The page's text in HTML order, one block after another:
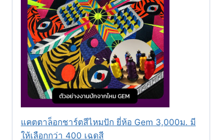
แคตตาล็อกชาร์ตสีไหมปัก ยี่ห้อ Gem 3,000ม. มี
ให้เลือกกว่า 400 เฉดสี